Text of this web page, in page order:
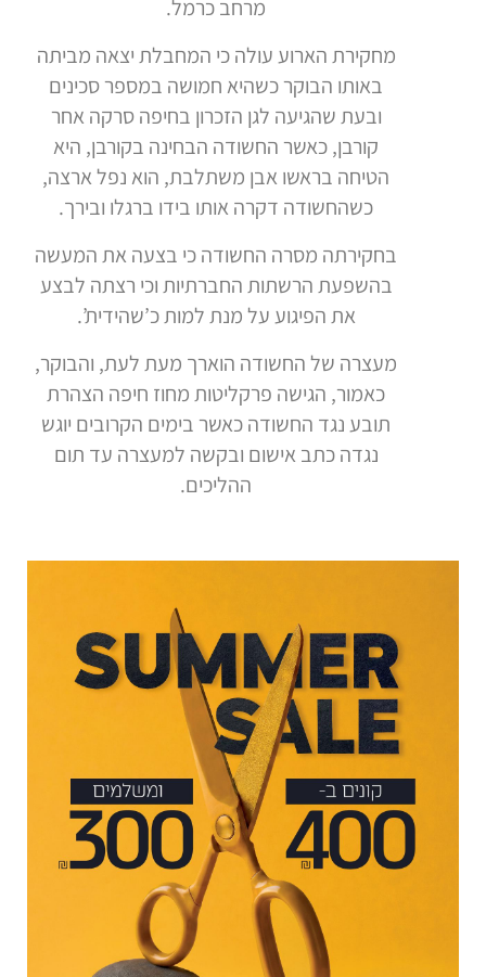
מרחב כרמל.
מחקירת הארוע עולה כי המחבלת יצאה מביתה
באותו הבוקר כשהיא חמושה במספר סכינים
ובעת שהגיעה לגן הזכרון בחיפה סרקה אחר
קורבן, כאשר החשודה הבחינה בקורבן, היא
הטיחה בראשו אבן משתלבת, הוא נפל ארצה,
כשהחשודה דקרה אותו בידו ברגלו ובירך.
בחקירתה מסרה החשודה כי בצעה את המעשה
בהשפעת הרשתות החברתיות וכי רצתה לבצע
את הפיגוע על מנת למות כ’שהידית’.
מעצרה של החשודה הוארך מעת לעת, והבוקר,
כאמור, הגישה פרקליטות מחוז חיפה הצהרת
תובע נגד החשודה כאשר בימים הקרובים יוגש
נגדה כתב אישום ובקשה למעצרה עד תום
ההליכים.